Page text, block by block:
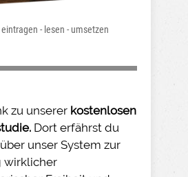
eintragen - lesen - umsetzen
zu unserer kostenlosen
Dort erfährst du
unser System zur
wirklicher